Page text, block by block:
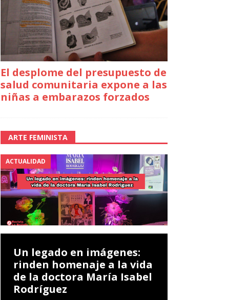
El desplome del presupuesto de
salud comunitaria expone a las
niñas a embarazos forzados
ARTE FEMINISTA
ACTUALIDAD
Un legado en imágenes:
rinden homenaje a la vida
de la doctora María Isabel
Rodríguez